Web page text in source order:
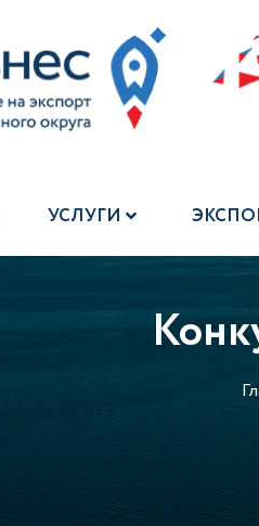
УСЛУГИ